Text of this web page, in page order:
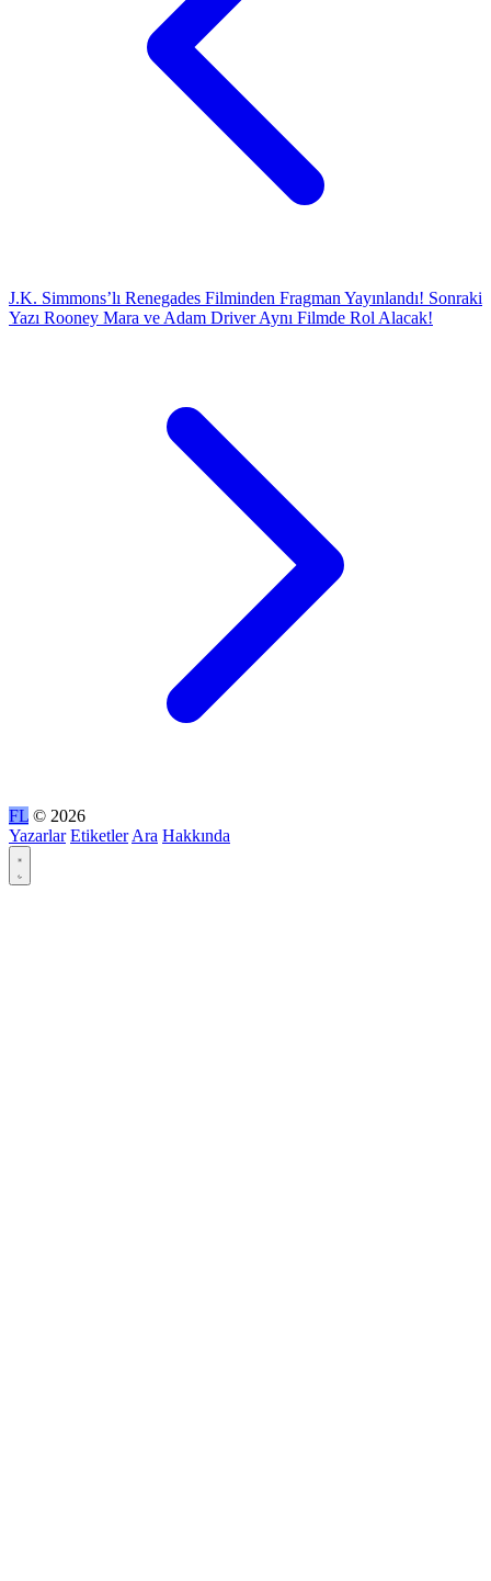
J.K. Simmons’lı Renegades Filminden Fragman Yayınlandı! Sonraki
Yazı Rooney Mara ve Adam Driver Aynı Filmde Rol Alacak!
FL © 2026
Yazarlar Etiketler Ara Hakkında